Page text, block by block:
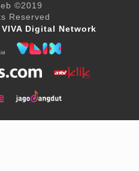
©2019
Reserved
VIVA Digital Network